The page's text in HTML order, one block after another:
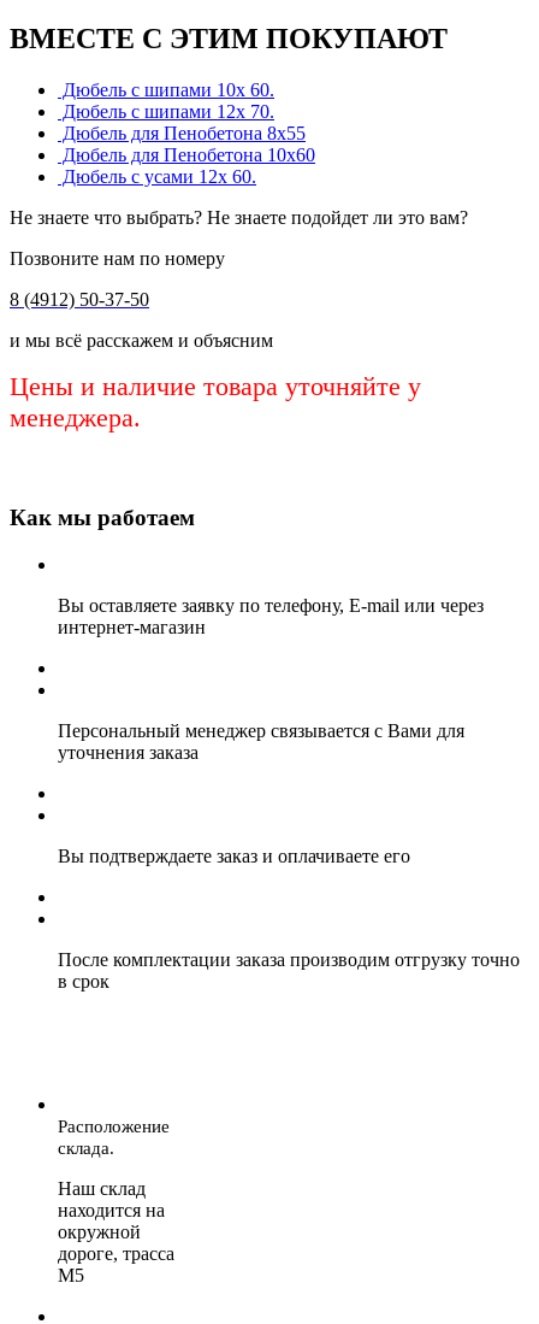
ВМЕСТЕ С ЭТИМ ПОКУПАЮТ
Дюбель с шипами 10х 60.
Дюбель с шипами 12х 70.
Дюбель для Пенобетона 8х55
Дюбель для Пенобетона 10х60
Дюбель с усами 12х 60.
Не знаете что выбрать? Не знаете подойдет ли это вам?
Позвоните нам по номеру
8 (4912) 50-37-50
и мы всё расскажем и объясним
Цены и наличие товара уточняйте у
менеджера.
Как мы работаем
Вы оставляете заявку по телефону, E-mail или через
интернет-магазин
Персональный менеджер связывается с Вами для
уточнения заказа
Вы подтверждаете заказ и оплачиваете его
После комплектации заказа производим отгрузку точно
в срок
Расположение
склада.
Наш склад
находится на
окружной
дороге, трасса
М5